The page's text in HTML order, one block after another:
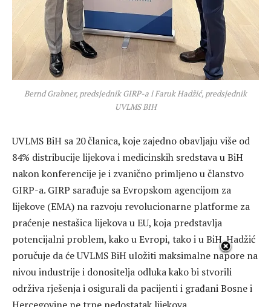
Bernd Grabner, predsjednik GIRP-a i Faruk Hadžić, predsjednik
UVLMS BIH
UVLMS BiH sa 20 članica, koje zajedno obavljaju više od
84% distribucije lijekova i medicinskih sredstava u BiH
nakon konferencije je i zvanično primljeno u članstvo
GIRP-a. GIRP sarađuje sa Evropskom agencijom za
lijekove (EMA) na razvoju revolucionarne platforme za
praćenje nestašica lijekova u EU, koja predstavlja
potencijalni problem, kako u Evropi, tako i u BiH. Hadžić
poručuje da će UVLMS BiH uložiti maksimalne napore na
nivou industrije i donositelja odluka kako bi stvorili
održiva rješenja i osigurali da pacijenti i građani Bosne i